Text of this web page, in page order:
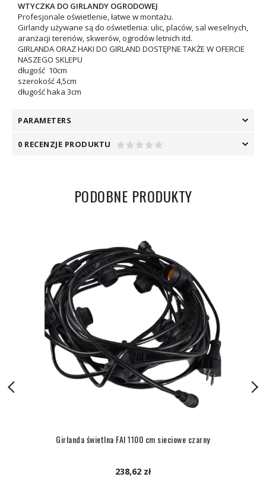
WTYCZKA DO GIRLANDY OGRODOWEJ
Profesjonale oświetlenie, łatwe w montażu.
Girlandy używane są do oświetlenia: ulic, placów, sal weselnych,
aranżacji terenów, skwerów, ogrodów letnich itd.
GIRLANDA ORAZ HAKI DO GIRLAND DOSTĘPNE TAKŻE W OFERCIE
NASZEGO SKLEPU
długość 10cm
szerokość 4,5cm
długość haka 3cm
PARAMETERS
0 RECENZJE PRODUKTU
PODOBNE PRODUKTY
Girlanda świetlna FAI 1100 cm sieciowe czarny
238,62 zł